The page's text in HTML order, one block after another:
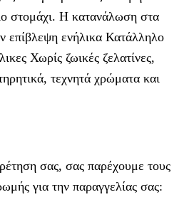
στομάχι. Η κατανάλωση στα
επίβλεψη ενήλικα Κατάλληλο
Χωρίς ζωικές ζελατίνες,
τεχνητά χρώματα και
σας, σας παρέχουμε τους
για την παραγγελίας σας: